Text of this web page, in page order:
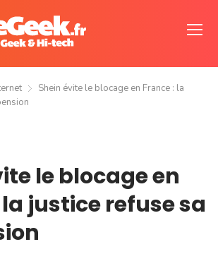
Shein évite le blocage en France : la
le blocage en
la justice refuse sa